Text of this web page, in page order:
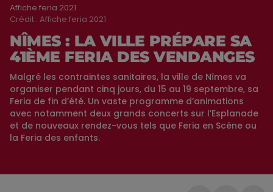
Affiche feria 2021
Crédit : Affiche feria 2021
NÎMES : LA VILLE PRÉPARE SA
41ÈME FERIA DES VENDANGES
Malgré les contraintes sanitaires, la ville de Nîmes va
organiser pendant cinq jours, du 15 au 19 septembre, sa
Feria de fin d’été. Un vaste programme d’animations
avec notamment deux grands concerts sur l’Esplanade
et de nouveaux rendez-vous tels que Feria en Scène ou
la Feria des enfants.